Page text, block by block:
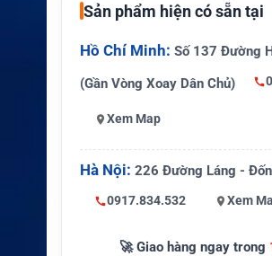
Sản phẩm hiện có sẵn tại
Hồ Chí Minh: Số 137 Đường
(Gần Vòng Xoay Dân Chủ)
Xem Map
Hà Nội: 226 Đường Láng -
0917.834.532 Xem
🚀 Giao hàng ngay trong